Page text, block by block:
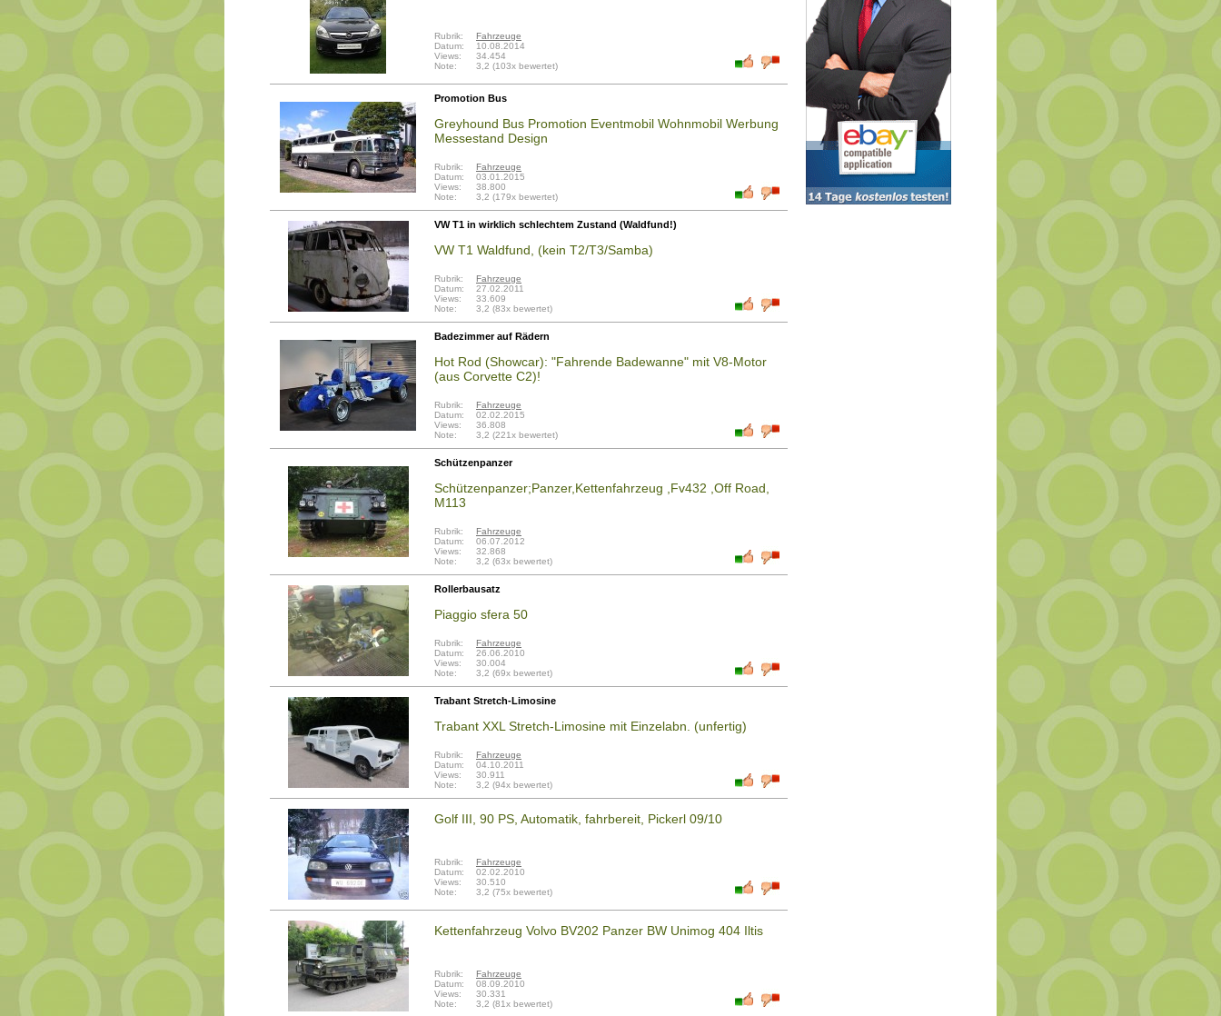
Rubrik:
Fahrzeuge
Datum:
10.08.2014
Views:
34.454
Note:
3,2 (103x bewertet)
Promotion Bus
Greyhound Bus Promotion Eventmobil Wohnmobil Werbung
Messestand Design
Rubrik:
Fahrzeuge
Datum:
03.01.2015
Views:
38.800
Note:
3,2 (179x bewertet)
VW T1 in wirklich schlechtem Zustand (Waldfund!)
VW T1 Waldfund, (kein T2/T3/Samba)
Rubrik:
Fahrzeuge
Datum:
27.02.2011
Views:
33.609
Note:
3,2 (83x bewertet)
Badezimmer auf Rädern
Hot Rod (Showcar): "Fahrende Badewanne" mit V8-Motor
(aus Corvette C2)!
Rubrik:
Fahrzeuge
Datum:
02.02.2015
Views:
36.808
Note:
3,2 (221x bewertet)
Schützenpanzer
Schützenpanzer;Panzer,Kettenfahrzeug ,Fv432 ,Off Road,
M113
Rubrik:
Fahrzeuge
Datum:
06.07.2012
Views:
32.868
Note:
3,2 (63x bewertet)
Rollerbausatz
Piaggio sfera 50
Rubrik:
Fahrzeuge
Datum:
26.06.2010
Views:
30.004
Note:
3,2 (69x bewertet)
Trabant Stretch-Limosine
Trabant XXL Stretch-Limosine mit Einzelabn. (unfertig)
Rubrik:
Fahrzeuge
Datum:
04.10.2011
Views:
30.911
Note:
3,2 (94x bewertet)
Golf III, 90 PS, Automatik, fahrbereit, Pickerl 09/10
Rubrik:
Fahrzeuge
Datum:
02.02.2010
Views:
30.510
Note:
3,2 (75x bewertet)
Kettenfahrzeug Volvo BV202 Panzer BW Unimog 404 Iltis
Rubrik:
Fahrzeuge
Datum:
08.09.2010
Views:
30.331
Note:
3,2 (81x bewertet)